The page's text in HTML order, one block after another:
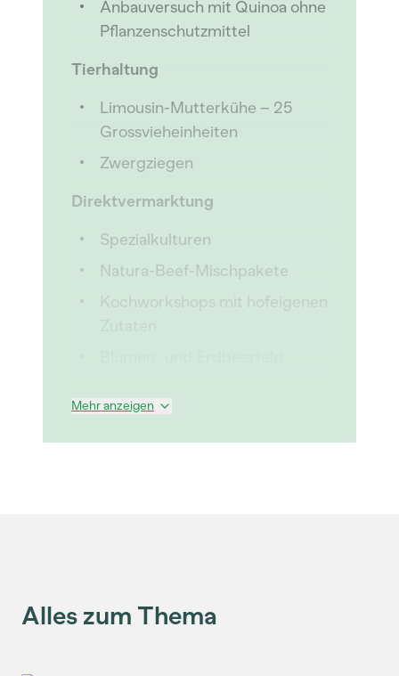
Anbauversuch mit Quinoa ohne
Pflanzenschutzmittel
Tierhaltung
Limousin-Mutterkühe – 25
Grossvieheinheiten
Zwergziegen
Direktvermarktung
Spezialkulturen
Natura-Beef-Mischpakete
Kochworkshops mit hofeigenen
Mehr anzeigen
Alles zum Thema